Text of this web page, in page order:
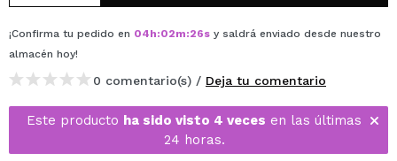
¡Confirma tu pedido en 04h:02m:26s y saldrá enviado desde nuestro
almacén hoy!
0 comentario(s) / Deja tu comentario
Este producto ha sido visto 4 veces en las últimas
24 horas.